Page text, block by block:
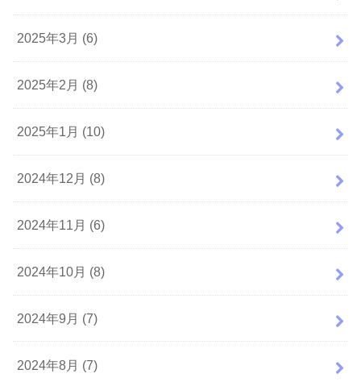
2025年3月 (6)
2025年2月 (8)
2025年1月 (10)
2024年12月 (8)
2024年11月 (6)
2024年10月 (8)
2024年9月 (7)
2024年8月 (7)